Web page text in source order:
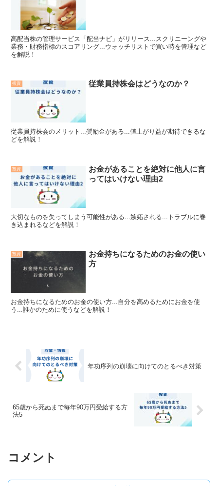
高配当株の管理サービス「配当ナビ」がリリース...スクリニーングや
業務・財務指標のスコアリング...ウォッチリストで買い時を管理など
を解説！
投資 従業員持株会はどうなのか？
従業員持株会のメリット...奨励金がある...値上がり益が期待できるな
どを解説！
投資
お金があることを絶対に他人に言
ってはいけない理由2
大切なものを失ってしまう可能性がある...嫉妬される...トラブルに巻
き込まれるなどを解説！
投資
お金持ちになるためのお金の使い
方
お金持ちになるためのお金の使い方...自分を高めるためにお金を使
う...誰かのために使うなどを解説！
年功序列の崩壊に向けてのとるべき対策
65歳から死ぬまで毎年90万円受給する方
法5
コメント